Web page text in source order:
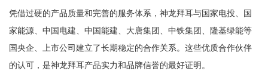
凭借过硬的产品质量和完善的服务体系，神龙拜耳与国家电投、国
家能源、中国电建、中国能建、大唐集团、中铁集团、隆基绿能等
国央企、上市公司建立了长期稳定的合作关系。这些优质合作伙伴
的认可，是神龙拜耳产品实力和品牌信誉的最好证明。